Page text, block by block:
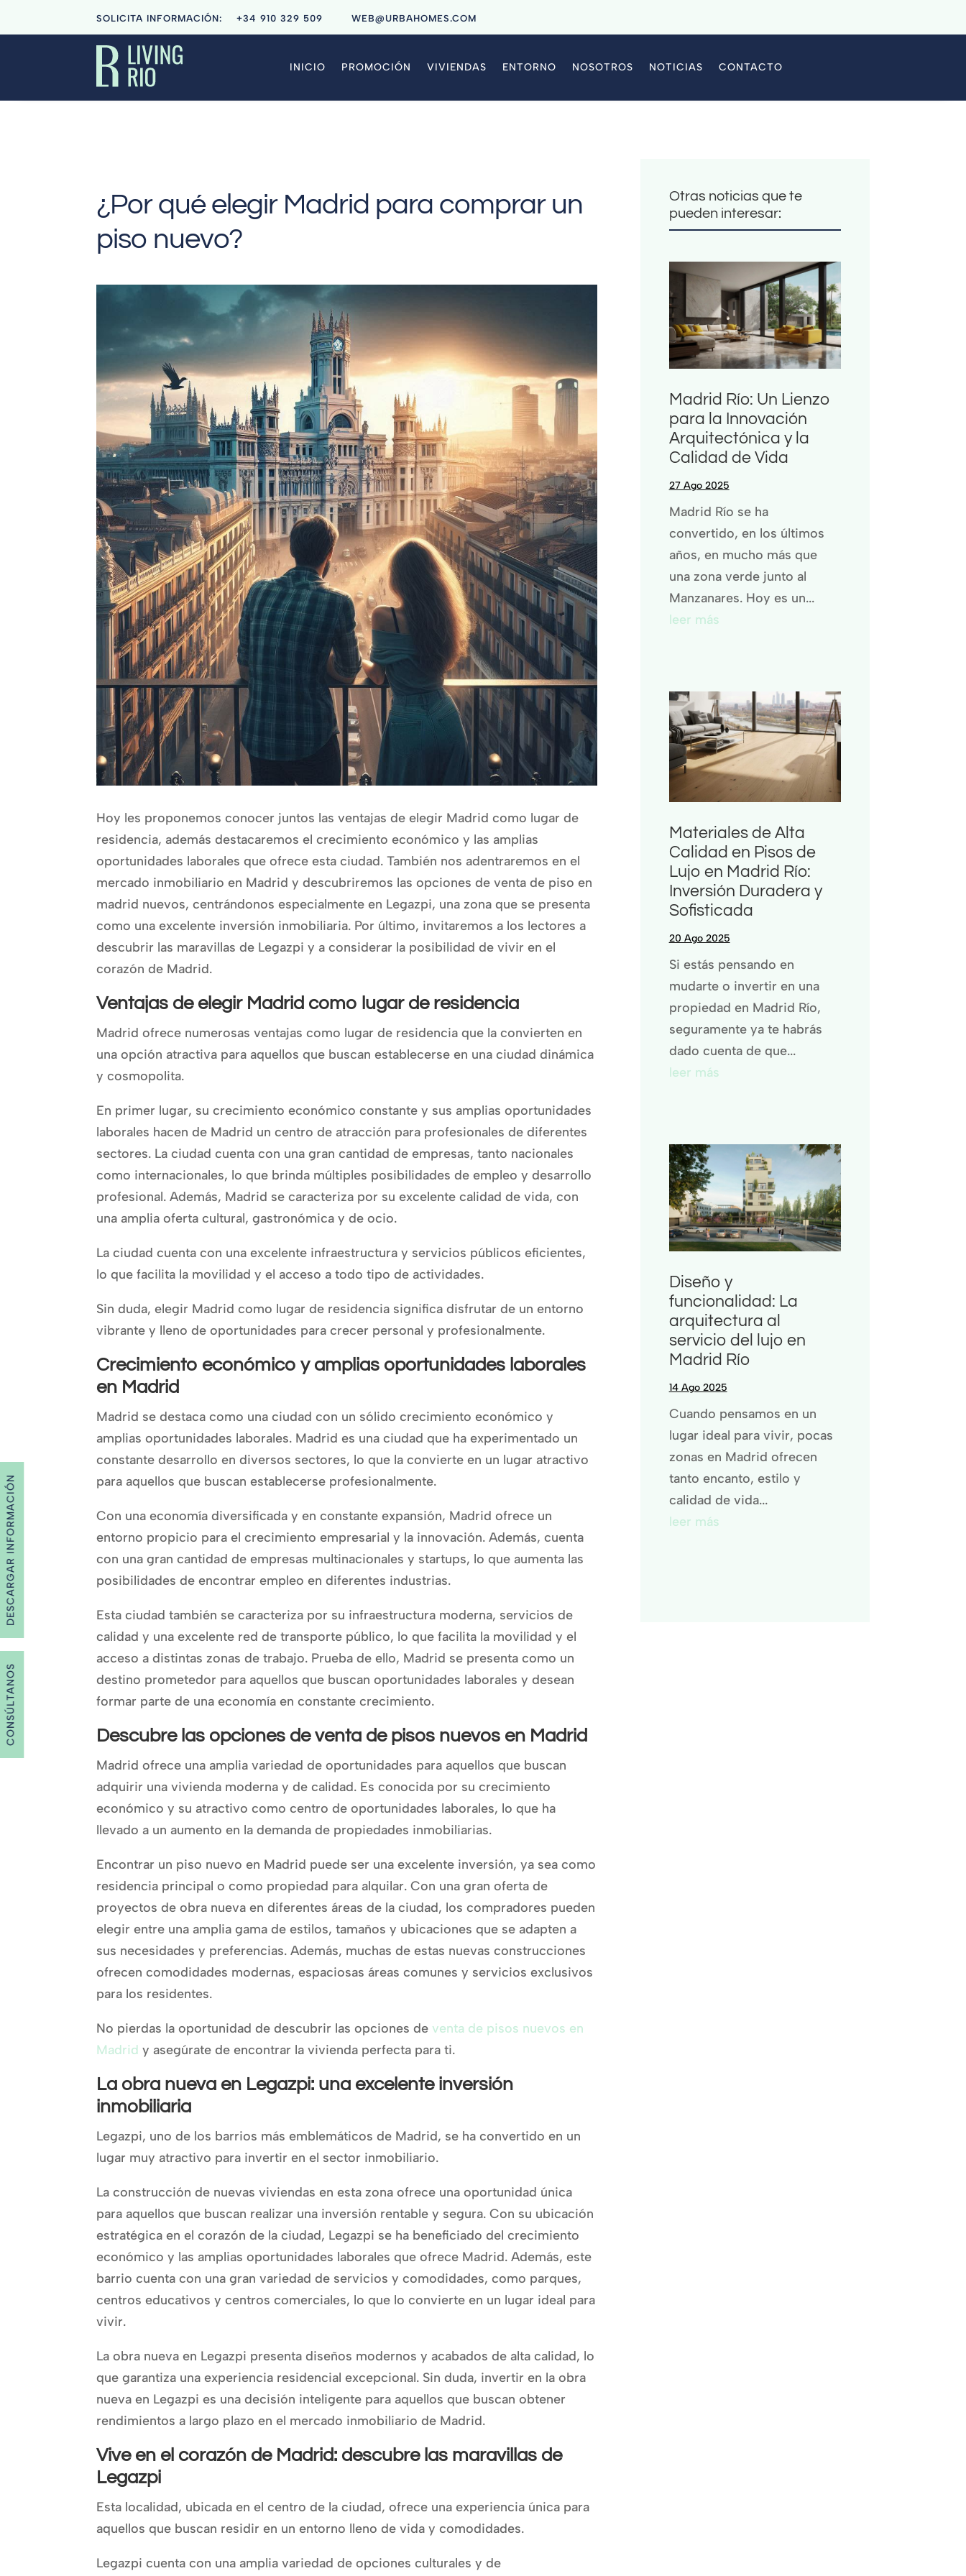
SOLICITA INFORMACIÓN: +34910 329 509 WEB@URBAHOMES.COM
INICIO PROMOCIÓN VIVIENDAS ENTORNO NOSOTROS NOTICIAS CONTACTO
¿Por qué elegir Madrid para comprar un
piso nuevo?
Hoy les proponemos conocer juntos las ventajas de elegir Madrid como lugar de
residencia, además destacaremos el crecimiento económico y las amplias
oportunidades laborales que ofrece esta ciudad. También nos adentraremos en el
mercado inmobiliario en Madrid y descubriremos las opciones de venta de piso en
madrid nuevos, centrándonos especialmente en Legazpi, una zona que se presenta
como una excelente inversión inmobiliaria. Por último, invitaremos a los lectores a
descubrir las maravillas de Legazpi y a considerar la posibilidad de vivir en el
corazón de Madrid.
Ventajas de elegir Madrid como lugar de residencia
Madrid ofrece numerosas ventajas como lugar de residencia que la convierten en
una opción atractiva para aquellos que buscan establecerse en una ciudad dinámica
y cosmopolita.
En primer lugar, su crecimiento económico constante y sus amplias oportunidades
laborales hacen de Madrid un centro de atracción para profesionales de diferentes
sectores. La ciudad cuenta con una gran cantidad de empresas, tanto nacionales
como internacionales, lo que brinda múltiples posibilidades de empleo y desarrollo
profesional. Además, Madrid se caracteriza por su excelente calidad de vida, con
una amplia oferta cultural, gastronómica y de ocio.
La ciudad cuenta con una excelente infraestructura y servicios públicos eficientes,
lo que facilita la movilidad y el acceso a todo tipo de actividades.
Sin duda, elegir Madrid como lugar de residencia significa disfrutar de un entorno
vibrante y lleno de oportunidades para crecer personal y profesionalmente.
Crecimiento económico y amplias oportunidades laborales
en Madrid
Madrid se destaca como una ciudad con un sólido crecimiento económico y
amplias oportunidades laborales. Madrid es una ciudad que ha experimentado un
constante desarrollo en diversos sectores, lo que la convierte en un lugar atractivo
para aquellos que buscan establecerse profesionalmente.
Con una economía diversificada y en constante expansión, Madrid ofrece un
entorno propicio para el crecimiento empresarial y la innovación. Además, cuenta
con una gran cantidad de empresas multinacionales y startups, lo que aumenta las
posibilidades de encontrar empleo en diferentes industrias.
Esta ciudad también se caracteriza por su infraestructura moderna, servicios de
calidad y una excelente red de transporte público, lo que facilita la movilidad y el
acceso a distintas zonas de trabajo. Prueba de ello, Madrid se presenta como un
destino prometedor para aquellos que buscan oportunidades laborales y desean
formar parte de una economía en constante crecimiento.
Descubre las opciones de venta de pisos nuevos en Madrid
Madrid ofrece una amplia variedad de oportunidades para aquellos que buscan
adquirir una vivienda moderna y de calidad. Es conocida por su crecimiento
económico y su atractivo como centro de oportunidades laborales, lo que ha
llevado a un aumento en la demanda de propiedades inmobiliarias.
Encontrar un piso nuevo en Madrid puede ser una excelente inversión, ya sea como
residencia principal o como propiedad para alquilar. Con una gran oferta de
proyectos de obra nueva en diferentes áreas de la ciudad, los compradores pueden
elegir entre una amplia gama de estilos, tamaños y ubicaciones que se adapten a
sus necesidades y preferencias. Además, muchas de estas nuevas construcciones
ofrecen comodidades modernas, espaciosas áreas comunes y servicios exclusivos
para los residentes.
No pierdas la oportunidad de descubrir las opciones de venta de pisos nuevos en
Madrid y asegúrate de encontrar la vivienda perfecta para ti.
La obra nueva en Legazpi: una excelente inversión
inmobiliaria
Legazpi, uno de los barrios más emblemáticos de Madrid, se ha convertido en un
lugar muy atractivo para invertir en el sector inmobiliario.
La construcción de nuevas viviendas en esta zona ofrece una oportunidad única
para aquellos que buscan realizar una inversión rentable y segura. Con su ubicación
estratégica en el corazón de la ciudad, Legazpi se ha beneficiado del crecimiento
económico y las amplias oportunidades laborales que ofrece Madrid. Además, este
barrio cuenta con una gran variedad de servicios y comodidades, como parques,
centros educativos y centros comerciales, lo que lo convierte en un lugar ideal para
vivir.
La obra nueva en Legazpi presenta diseños modernos y acabados de alta calidad, lo
que garantiza una experiencia residencial excepcional. Sin duda, invertir en la obra
nueva en Legazpi es una decisión inteligente para aquellos que buscan obtener
rendimientos a largo plazo en el mercado inmobiliario de Madrid.
Vive en el corazón de Madrid: descubre las maravillas de
Legazpi
Esta localidad, ubicada en el centro de la ciudad, ofrece una experiencia única para
aquellos que buscan residir en un entorno lleno de vida y comodidades.
Legazpi cuenta con una amplia variedad de opciones culturales y de
Otras noticias que te
pueden interesar:
Madrid Río: Un Lienzo
para la Innovación
Arquitectónica y la
Calidad de Vida
27 Ago 2025
Madrid Río se ha
convertido, en los últimos
años, en mucho más que
una zona verde junto al
Manzanares. Hoy es un...
leer más
Materiales de Alta
Calidad en Pisos de
Lujo en Madrid Río:
Inversión Duradera y
Sofisticada
20 Ago 2025
Si estás pensando en
mudarte o invertir en una
propiedad en Madrid Río,
seguramente ya te habrás
dado cuenta de que...
leer más
Diseño y
funcionalidad: La
arquitectura al
servicio del lujo en
Madrid Río
14 Ago 2025
Cuando pensamos en un
lugar ideal para vivir, pocas
zonas en Madrid ofrecen
tanto encanto, estilo y
calidad de vida...
leer más
CONSÚLTANOS
DESCARGAR INFORMACIÓN